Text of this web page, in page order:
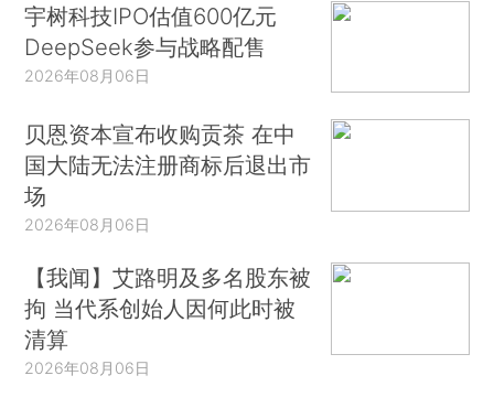
宇树科技IPO估值600亿元
DeepSeek参与战略配售
2026年08月06日
贝恩资本宣布收购贡茶 在中
国大陆无法注册商标后退出市
场
2026年08月06日
【我闻】艾路明及多名股东被
拘 当代系创始人因何此时被
清算
2026年08月06日